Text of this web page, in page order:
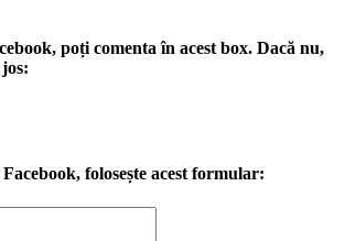
poți comenta în acest box. Dacă nu,
folosește acest formular: